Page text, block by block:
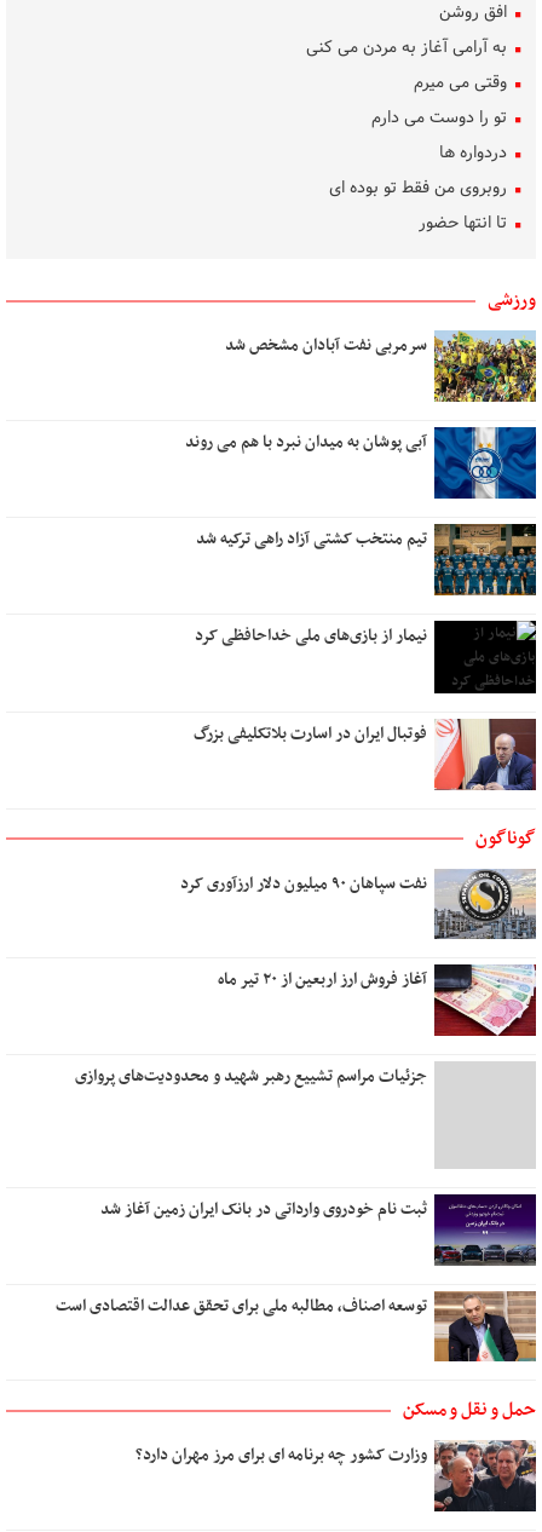
افق روشن
به آرامی آغاز به مردن می کنی
وقتی می میرم
تو را دوست می دارم
دردواره‌ ها
روبروی من فقط تو بوده ای
تا انتها حضور
روشنی، من، گل، آب
بوسه‌های باران
تکلیف دل
بهار غریب
دلم برای کسی تنگ است
هنر گام زمان
در کوچه سار شب
رویای آشنا
تو کیستی ؟
نام من عشق است
نیمه مرطوب ماه
میوه های آرزو رسیدنی است
ایستگاه استجابت دعا
به باغ همسفران
بوی تو
تو در کنج خانه و من رو به راهی دور
دوست داشتن
آب
نخستین نگاه
تو نیستی که ببینی
من و تو، درخت و بارون
زیبا
دل روشنی دارم ای عشق
ورزشی
سرمربی نفت آبادان مشخص شد
آبی پوشان به میدان نبرد با هم می روند
تیم منتخب کشتی آزاد راهی ترکیه شد
نیمار از بازی‌های ملی خداحافظی کرد
فوتبال ایران در اسارت بلاتکلیفی بزرگ
گوناگون
نفت سپاهان ۹۰ میلیون دلار ارزآوری کرد
آغاز فروش ارز اربعین از ۲۰ تیر ماه
جزئیات مراسم تشییع رهبر شهید و محدودیت‌های پروازی
ثبت نام خودروی وارداتی در بانک ایران زمین آغاز شد
توسعه اصناف، مطالبه ملی برای تحقق عدالت اقتصادی است
حمل و نقل و مسکن
وزارت کشور چه برنامه ای برای مرز مهران دارد؟